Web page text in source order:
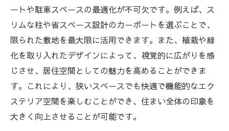
ートや駐車スペースの最適化が不可欠です。例えば、ス
リムな柱や省スペース設計のカーポートを選ぶことで、
限られた敷地を最大限に活用できます。また、植栽や緑
化を取り入れたデザインによって、視覚的に広がりを感
じさせ、居住空間としての魅力を高めることができま
す。これにより、狭いスペースでも快適で機能的なエク
ステリア空間を楽しむことができ、住まい全体の印象を
大きく向上させることが可能です。